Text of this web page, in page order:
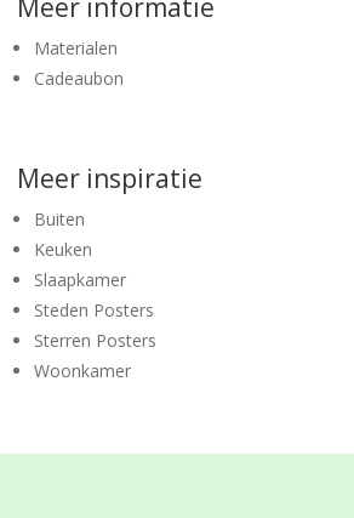
Materialen
Cadeaubon
Meer inspiratie
Buiten
Keuken
Slaapkamer
Steden Posters
Sterren Posters
Woonkamer